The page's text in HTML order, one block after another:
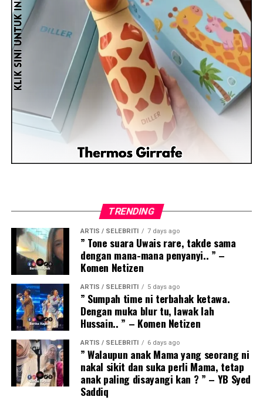
TRENDING
ARTIS / SELEBRITI 7 days ago
” Tone suara Uwais rare, takde sama
dengan mana-mana penyanyi.. ” –
Komen Netizen
ARTIS / SELEBRITI 5 days ago
” Sumpah time ni terbahak ketawa.
Dengan muka blur tu, lawak lah
Hussain.. ” – Komen Netizen
ARTIS / SELEBRITI 6 days ago
” Walaupun anak Mama yang seorang ni
nakal sikit dan suka perli Mama, tetap
anak paling disayangi kan ? ” – YB Syed
Saddiq